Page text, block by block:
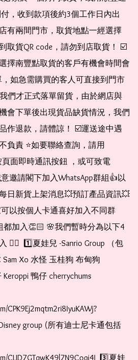
，收到款項後約3個工作日內出
有兩間門市，取貨地點一經選擇
取貨QR code，請勿到店取貨！ ☑️
擇南豐點取貨的客戶有機會時間會
如急需購買的客人可直接到門市
們才正式落單留貨，由於網店與
會下單後出現貨品缺貨情況，我們
作退款，請體諒！ ☑️運送途中遇
負責 ⭐️如要聯絡查詢，請用
頁面即時通訊按鈕 ，或可致電
邀請閣下加入WhatsApp群組👍以
日新貨上架消息💥預訂產品資訊💥
以按個人卡通喜好加入不同群
加入👏🏻 🌸我們暫時分為以下4
👇🏻  1️⃣夏娃兒 -Sanrio Group （包
Sam Xo 水怪 玉桂狗 布甸狗
鴨仔 cherrychums
CPK9Ej2mqtm2ri8IyuKAWj?
group (所有迪士尼卡通包括
CLJD7GTqwK49l7N9Coqi4J  3️⃣夏娃